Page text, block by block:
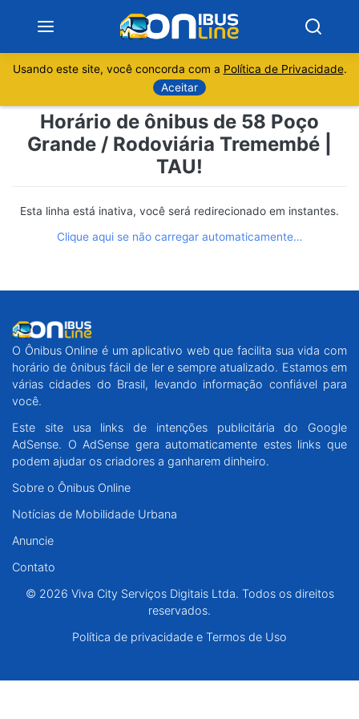
Sobre
São Paulo
Espírito Santo
Paraná
Santa Catarina
Centro-Oeste
Norte
Usando este site, você concorda com a Política de Privacidade.
Aceitar
Horário de ônibus de 58 Poço
Grande / Rodoviária Tremembé |
TAU!
Esta linha está inativa, você será redirecionado em instantes.
Clique aqui se não carregar automaticamente…
O Ônibus Online é um aplicativo web que facilita sua vida com
horário de ônibus fácil de ler e sempre atualizado. Estamos em
várias cidades do Brasil, levando informação confiável para
você.
Este site usa links de intenções publicitária do Google
AdSense. O AdSense gera automaticamente estes links que
podem ajudar os criadores a ganharem dinheiro.
Sobre o Ônibus Online
Notícias de Mobilidade Urbana
Anuncie
Contato
© 2026 Viva City Serviços Digitais Ltda. Todos os direitos
reservados.
Política de privacidade e Termos de Uso